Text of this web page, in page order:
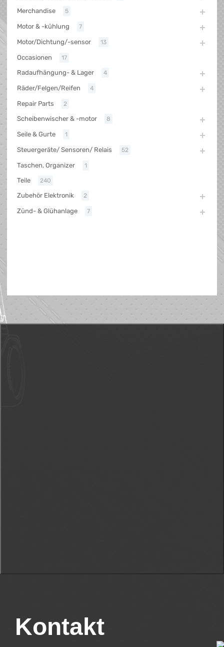
Merchandise 5
Motor & -kühlung 7
Motor/Dichtung/-sensor 13
Occasionen 17
Radaufhängung- & Lager 4
Räder/Felgen/Reifen 4
Repair Parts 2
Scheibenwischer & -motor 8
Seile & Gurte 1
Steuergeräte/ Sensoren/ Relais 52
Taschen, Organizer 1
Teile 240
Zubehör Elektronik 2
Zünd- & Glühanlage 7
Kontakt